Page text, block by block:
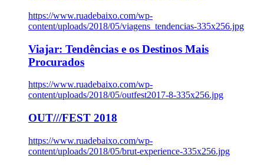
https://www.ruadebaixo.com/wp-
content/uploads/2018/05/viagens_tendencias-335x256.jpg
Viajar: Tendências e os Destinos Mais
Procurados
https://www.ruadebaixo.com/wp-
content/uploads/2018/05/outfest2017-8-335x256.jpg
OUT///FEST 2018
https://www.ruadebaixo.com/wp-
content/uploads/2018/05/brut-experience-335x256.jpg